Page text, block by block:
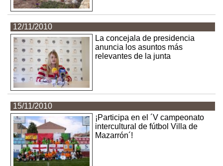
12/11/2010
La concejala de presidencia
anuncia los asuntos más
relevantes de la junta
15/11/2010
¡Participa en el ´V campeonato
intercultural de fútbol Villa de
Mazarrón´!